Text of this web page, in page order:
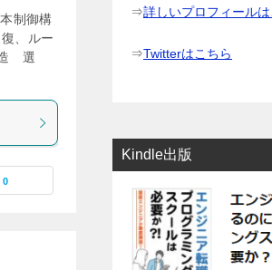
制御構
、ルー
造 選
0
⇒詳しいプロフィールは
⇒Twitterはこちら
Kindle出版